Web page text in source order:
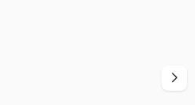
TL